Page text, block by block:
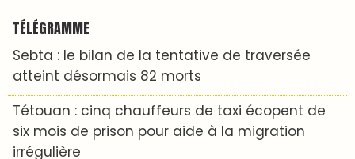
TÉLÉGRAMME
Sebta : le bilan de la tentative de traversée
atteint désormais 82 morts
Tétouan : cinq chauffeurs de taxi écopent de
six mois de prison pour aide à la migration
irrégulière